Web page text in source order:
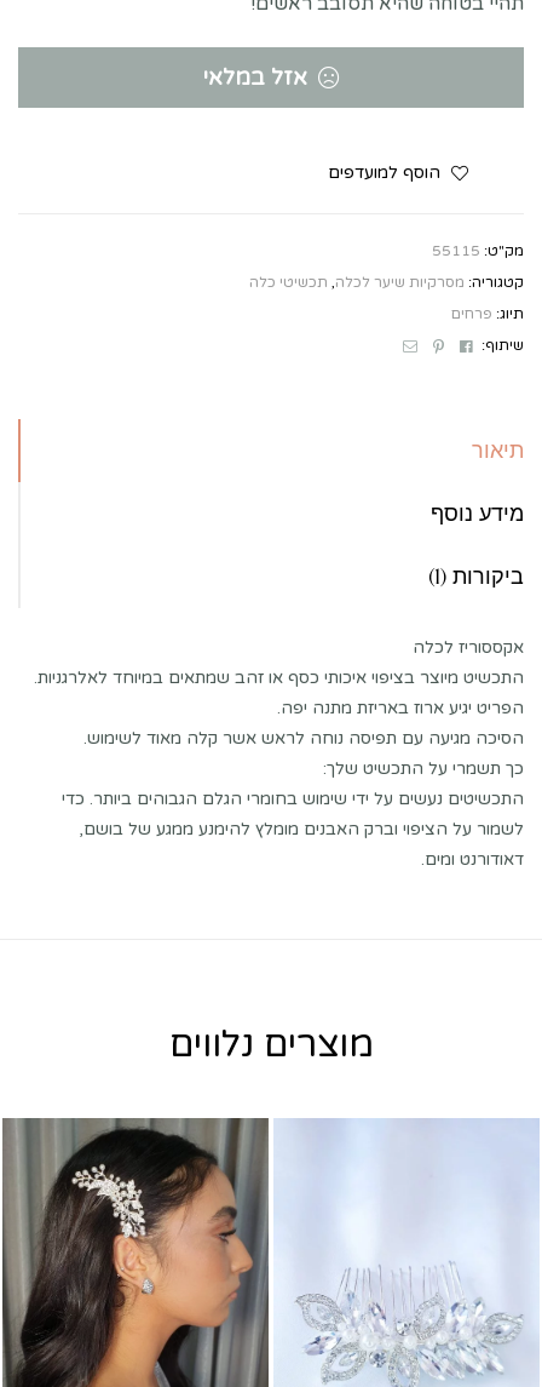
אזל במלאי
הוסף למועדפים
מק"ט: 55115
קטגוריה: מסרקיות שיער לכלה תכשיטי כלה
תיוג: פרחים
שיתוף:
Facebook
Pinterest
Email
תיאור
מידע נוסף
ביקורות (1)
אקססוריז לכלה
התכשיט מיוצר בציפוי איכותי כסף או זהב שמתאים במיוחד לאלרגניות.
הפריט יגיע ארוז באריזת מתנה יפה.
הסיכה מגיעה עם תפיסה נוחה לראש אשר קלה מאוד לשימוש.
כך תשמרי על התכשיט שלך:
התכשיטים נעשים על ידי שימוש בחומרי הגלם הגבוהים ביותר. כדי
לשמור על הציפוי וברק האבנים מומלץ להימנע ממגע של בושם,
דאודורנט ומים.
מוצרים נלווים